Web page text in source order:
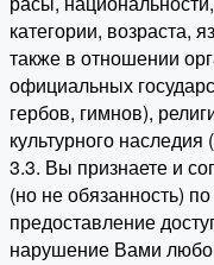
категории, возраста,
также в отношении
официальных
гербов, гимнов),
культурного
3.3. Вы признаете и
(но не обязанность)
предоставление
нарушение Вами